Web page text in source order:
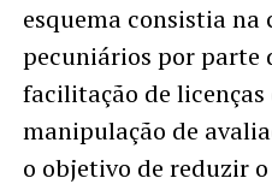
esquema consistia na
pecuniários por parte
facilitação de licenças
manipulação de
o objetivo de reduzir